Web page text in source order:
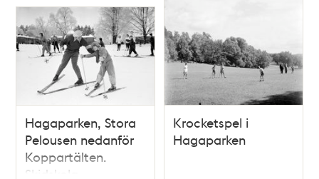
Hagaparken, Stora
Pelousen nedanför
Koppartälten.
Skidskola
Krocketspel i
Hagaparken